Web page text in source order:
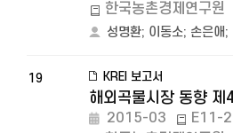
한국농촌경제연구원
성명환; 이동소; 손은애;
19 KREI 보고서
해외곡물시장 동향 제
2015-03
E11-